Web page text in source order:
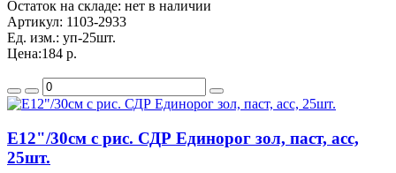
Остаток на складе: нет в наличии
Артикул: 1103-2933
Ед. изм.: уп-25шт.
Цена:184 р.
Е12"/30см с рис. СДР Единорог зол, паст, асс,
25шт.